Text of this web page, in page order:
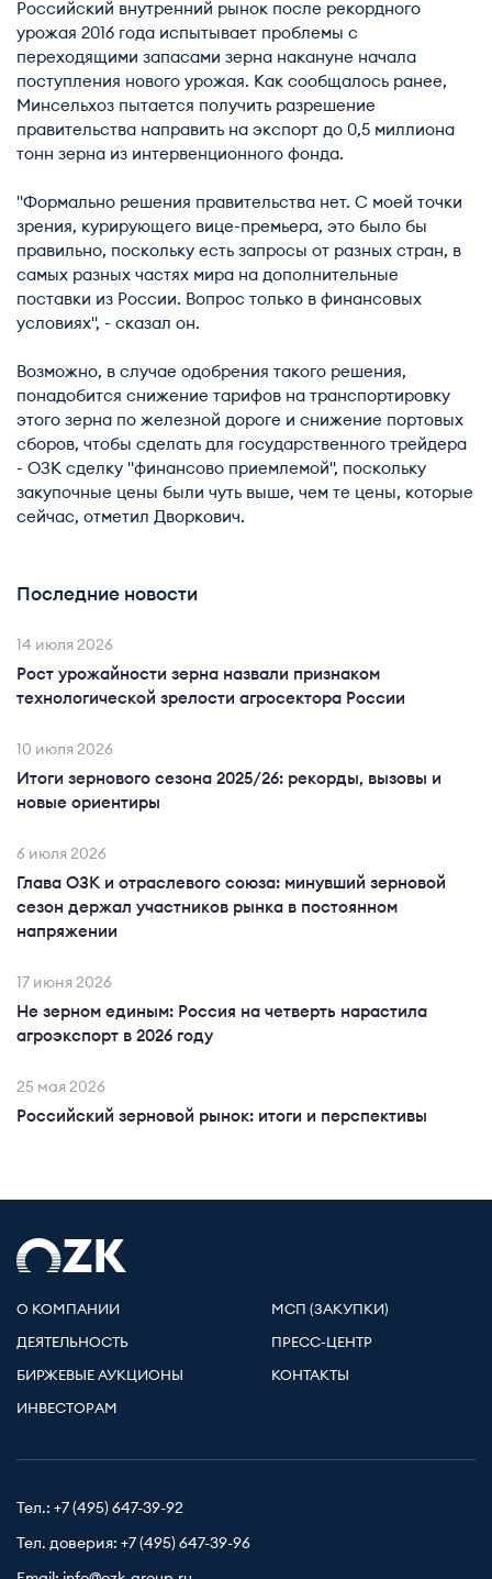
Российский внутренний рынок после рекордного
урожая 2016 года испытывает проблемы с
переходящими запасами зерна накануне начала
поступления нового урожая. Как сообщалось ранее,
Минсельхоз пытается получить разрешение
правительства направить на экспорт до 0,5 миллиона
тонн зерна из интервенционного фонда.
"Формально решения правительства нет. С моей точки
зрения, курирующего вице-премьера, это было бы
правильно, поскольку есть запросы от разных стран, в
самых разных частях мира на дополнительные
поставки из России. Вопрос только в финансовых
условиях", - сказал он.
Возможно, в случае одобрения такого решения,
понадобится снижение тарифов на транспортировку
этого зерна по железной дороге и снижение портовых
сборов, чтобы сделать для государственного трейдера
- ОЗК сделку "финансово приемлемой", поскольку
закупочные цены были чуть выше, чем те цены, которые
сейчас, отметил Дворкович.
Последние новости
14 июля 2026
Рост урожайности зерна назвали признаком
технологической зрелости агросектора России
10 июля 2026
Итоги зернового сезона 2025/26: рекорды, вызовы и
новые ориентиры
6 июля 2026
Глава ОЗК и отраслевого союза: минувший зерновой
сезон держал участников рынка в постоянном
напряжении
17 июня 2026
Не зерном единым: Россия на четверть нарастила
агроэкспорт в 2026 году
25 мая 2026
Российский зерновой рынок: итоги и перспективы
О КОМПАНИИ
ДЕЯТЕЛЬНОСТЬ
БИРЖЕВЫЕ АУКЦИОНЫ
ИНВЕСТОРАМ
МСП (ЗАКУПКИ)
ПРЕСС-ЦЕНТР
КОНТАКТЫ
Тел.: +7 (495) 647-39-92
Тел. доверия: +7 (495) 647-39-96